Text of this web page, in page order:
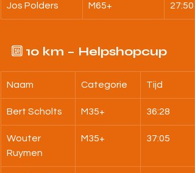
Jos Polders M65+ 27:50
🔟 10 km – Helpshopcup
Naam Categorie Tijd
Bert Scholts M35+ 36:28
Wouter
Ruymen
M35+ 37:05